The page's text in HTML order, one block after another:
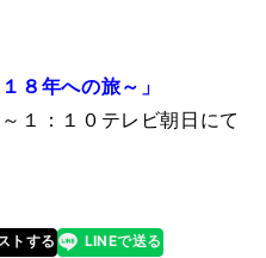
８年への旅～」
１：１０テレビ朝日にて
トする
line LINEで送る